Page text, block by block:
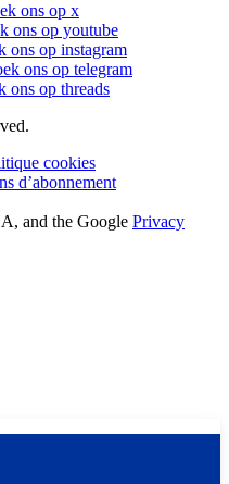
ons op x
ons op youtube
ons op instagram
ons op telegram
ons op threads
cookies
d’abonnement
and the Google Privacy